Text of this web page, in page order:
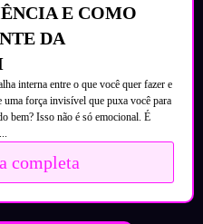
E COMO
DA
interna entre o que você quer fazer e
força invisível que puxa você para
bem? Isso não é só emocional. É
completa